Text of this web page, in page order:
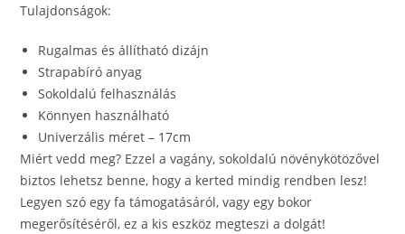
Tulajdonságok:
Rugalmas és állítható dizájn
Strapabíró anyag
Sokoldalú felhasználás
Könnyen használható
Univerzális méret – 17cm
Miért vedd meg? Ezzel a vagány, sokoldalú növénykötözővel
biztos lehetsz benne, hogy a kerted mindig rendben lesz!
Legyen szó egy fa támogatásáról, vagy egy bokor
megerősítéséről, ez a kis eszköz megteszi a dolgát!